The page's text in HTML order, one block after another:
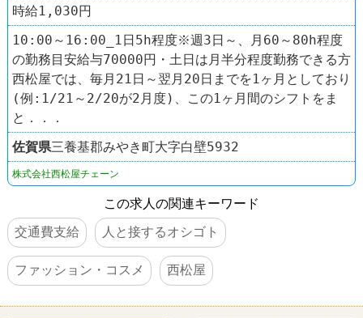
時給1,030円
10:00～16:00_1日5h程度※週3日～、月60～80h程度
の勤務目安給与70000円・土日は月半分程度勤務できる方
西松屋では、毎月21日～翌月20日までを1ヶ月としており
(例:1/21～2/20が2月度)、この1ヶ月間のシフトをま
と．．．
佐賀県三養基郡みやき町大字白壁5932
株式会社西松屋チェーン
この求人の関連キーワード
交通費支給
人と接するオシゴト
ファッション・コスメ 西松屋